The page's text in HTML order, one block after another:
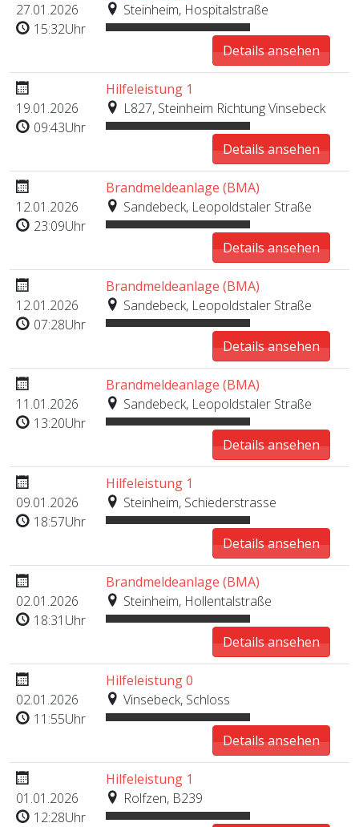
27.01.2026
15:32Uhr
Steinheim, Hospitalstraße
Details ansehen
19.01.2026
09:43Uhr
Hilfeleistung 1
L827, Steinheim Richtung Vinsebeck
Details ansehen
12.01.2026
23:09Uhr
Brandmeldeanlage (BMA)
Sandebeck, Leopoldstaler Straße
Details ansehen
12.01.2026
07:28Uhr
Brandmeldeanlage (BMA)
Sandebeck, Leopoldstaler Straße
Details ansehen
11.01.2026
13:20Uhr
Brandmeldeanlage (BMA)
Sandebeck, Leopoldstaler Straße
Details ansehen
09.01.2026
18:57Uhr
Hilfeleistung 1
Steinheim, Schiederstrasse
Details ansehen
02.01.2026
18:31Uhr
Brandmeldeanlage (BMA)
Steinheim, Hollentalstraße
Details ansehen
02.01.2026
11:55Uhr
Hilfeleistung 0
Vinsebeck, Schloss
Details ansehen
01.01.2026
12:28Uhr
Hilfeleistung 1
Rolfzen, B239